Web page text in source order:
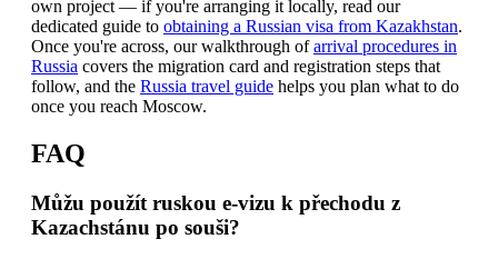
own project — if you're arranging it locally, read our
dedicated guide to obtaining a Russian visa from Kazakhstan.
Once you're across, our walkthrough ofarrival procedures in
Russia covers the migration card and registration steps that
follow, and the Russia travel guide helps you plan what to do
once you reach Moscow.
FAQ
Můžu použít ruskou e-vizu k přechodu z
Kazachstánu po souši?